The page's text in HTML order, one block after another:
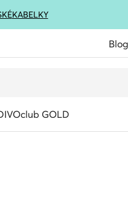
KABELKY
Blog
GOLD